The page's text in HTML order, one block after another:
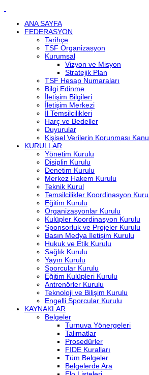
ANA SAYFA
FEDERASYON
Tarihçe
TSF Organizasyon
Kurumsal
Vizyon ve Misyon
Stratejik Plan
TSF Hesap Numaraları
Bilgi Edinme
İletişim Bilgileri
İletişim Merkezi
İl Temsilcilikleri
Harç ve Bedeller
Duyurular
Kişisel Verilerin Korunması
KURULLAR
Yönetim Kurulu
Disiplin Kurulu
Denetim Kurulu
Merkez Hakem Kurulu
Teknik Kurul
Temsilcilikler Koordinasyon
Eğitim Kurulu
Organizasyonlar Kurulu
Kulüpler Koordinasyon Kurulu
Sponsorluk ve Projeler Kurulu
Basın Medya İletişim Kurulu
Hukuk ve Etik Kurulu
Sağlık Kurulu
Yayın Kurulu
Sporcular Kurulu
Eğitim Kulüpleri Kurulu
Antrenörler Kurulu
Teknoloji ve Bilişim Kurulu
Engelli Sporcular Kurulu
KAYNAKLAR
Belgeler
Turnuva Yönergeleri
Talimatlar
Prosedürler
FIDE Kuralları
Tüm Belgeler
Belgelerde Ara